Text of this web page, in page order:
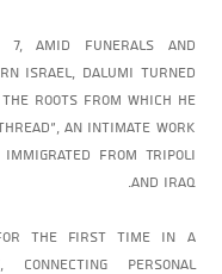
7, amid funerals and
Israel, Dalumi turned
roots from which he
an intimate work
from Tripoli
and Iraq.
for the first time in a
connecting personal